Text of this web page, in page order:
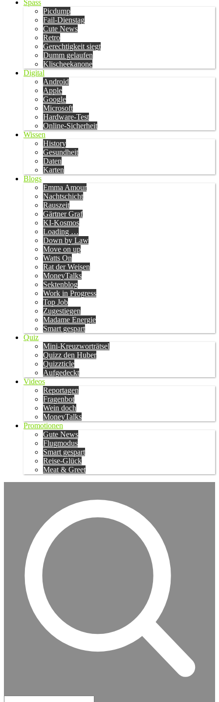
Spass
Picdump
Fail-Dienstag
Cute News
Retro
Gerechtigkeit siegt
Dumm gelaufen
Klischeekanone
Digital
Android
Apple
Google
Microsoft
Hardware-Test
Online-Sicherheit
Wissen
History
Gesundheit
Daten
Karten
Blogs
Emma Amour
Nachtschicht
Rauszeit
Gärtner Graf
KI-Kosmos
Loading …
Down by Law
Move on up
Watts On
Rat der Weisen
MoneyTalks
Sektenblog
Work in Progress
Top Job
Zugestiegen
Madame Energie
Smart gespart
Quiz
Mini-Kreuzworträtsel
Quizz den Huber
Quizzticle
Aufgedeckt
Videos
Reportagen
Fragenbot
Wein doch
MoneyTalks
Promotionen
Gute News
Flugmodus
Smart gespart
Reise-Glück
Meat & Greet